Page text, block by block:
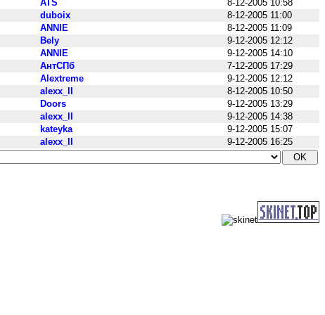
ATS
8-12-2005 10:58
duboix
8-12-2005 11:00
ANNIE
8-12-2005 11:09
Bely
9-12-2005 12:12
ANNIE
9-12-2005 14:10
АнтСПб
7-12-2005 17:29
Alextreme
9-12-2005 12:12
alexx_ll
8-12-2005 10:50
Doors
9-12-2005 13:29
alexx_ll
9-12-2005 14:38
kateyka
9-12-2005 15:07
alexx_ll
9-12-2005 16:25